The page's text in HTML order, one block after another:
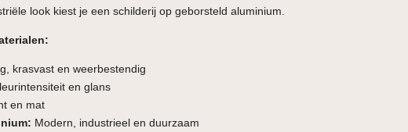
look kiest je een schilderij op geborsteld aluminium.
krasvast en weerbestendig
en glans
en mat
Modern, industrieel en duurzaam